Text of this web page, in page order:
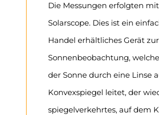
Die Messungen erfolgten
Solarscope. Dies ist ein
Handel erhältliches Gerät zur
Sonnenbeobachtung,
der Sonne durch eine Linse
Konvexspiegel leitet, der
spiegelverkehrtes, auf dem